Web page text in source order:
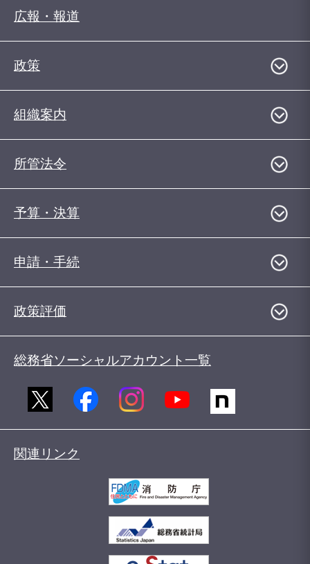
広報・報道
政策
組織案内
所管法令
予算・決算
申請・手続
政策評価
総務省ソーシャルアカウント一覧
関連リンク